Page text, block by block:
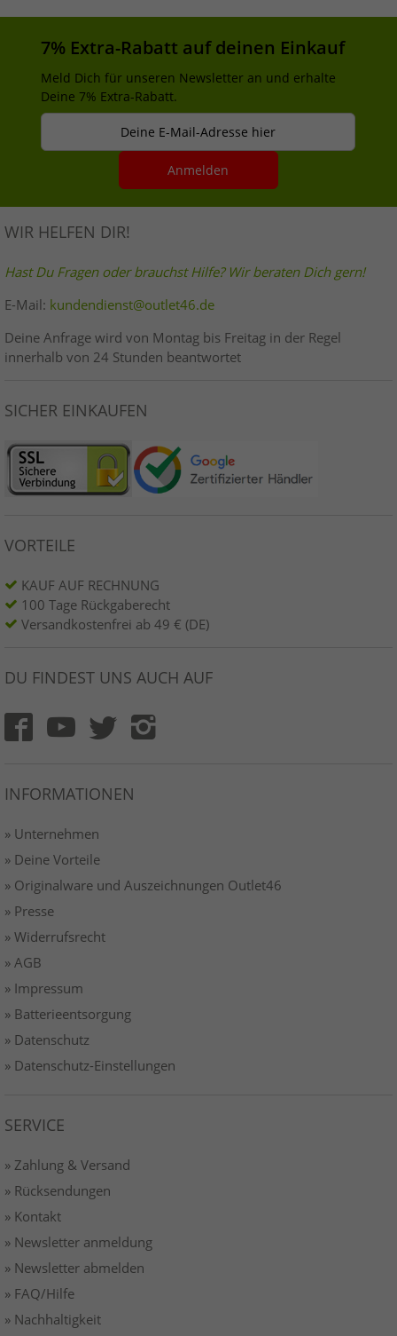
7% Extra-Rabatt auf deinen Einkauf
Meld Dich für unseren Newsletter an und erhalte
Deine 7% Extra-Rabatt.
Deine E-Mail-Adresse hier
Anmelden
WIR HELFEN DIR!
Hast Du Fragen oder brauchst Hilfe? Wir beraten Dich gern!
E-Mail: kundendienst@outlet46.de
Deine Anfrage wird von Montag bis Freitag in der Regel
innerhalb von 24 Stunden beantwortet
SICHER EINKAUFEN
VORTEILE
KAUF AUF RECHNUNG
100 Tage Rückgaberecht
Versandkostenfrei ab 49 € (DE)
DU FINDEST UNS AUCH AUF
INFORMATIONEN
» Unternehmen
» Deine Vorteile
» Originalware und Auszeichnungen Outlet46
» Presse
» Widerrufsrecht
» AGB
» Impressum
» Batterieentsorgung
» Datenschutz
» Datenschutz-Einstellungen
SERVICE
» Zahlung & Versand
» Rücksendungen
» Kontakt
» Newsletter anmeldung
» Newsletter abmelden
» FAQ/Hilfe
» Nachhaltigkeit